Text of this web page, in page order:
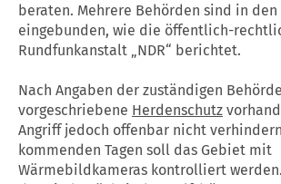
beraten. Mehrere Behörden sind in den
eingebunden, wie die öffentlich-
Rundfunkanstalt „NDR“ berichtet.
Nach Angaben der zuständigen
vorgeschriebene Herdenschutz
Angriff jedoch offenbar nicht
kommenden Tagen soll das Gebiet mit
Wärmebildkameras kontrolliert